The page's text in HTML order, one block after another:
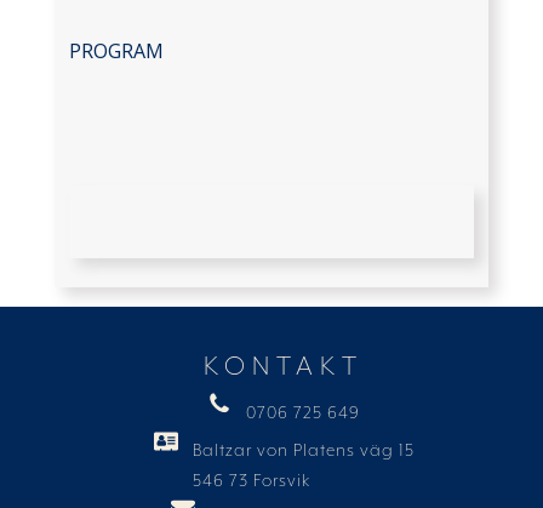
PROGRAM
KONTAKT
0706 725 649
Baltzar von Platens väg 15
546 73 Forsvik